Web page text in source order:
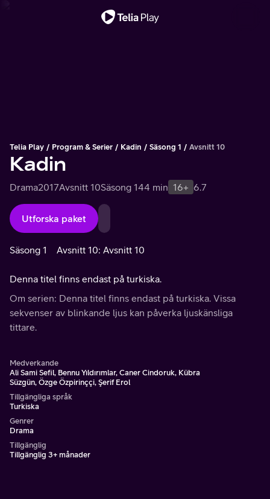
Telia Play Program & Serier Kadin Säsong 1 Avsnitt 10
Kadin
Drama2017Avsnitt 10Säsong 144 min 16+ 6.7
Utforska paket
Säsong 1 Avsnitt 10: Avsnitt 10
Denna titel finns endast på turkiska.
Om serien: Denna titel finns endast på turkiska. Vissa
sekvenser av blinkande ljus kan påverka ljuskänsliga
tittare.
Medverkande
Ali Sami Sefil, Bennu Yıldırımlar, Caner Cindoruk, Kübra
Süzgün, Özge Özpirinççi, Şerif Erol
Tillgängliga språk
Turkiska
Genrer
Drama
Tillgänglig
Tillgänglig 3+ månader